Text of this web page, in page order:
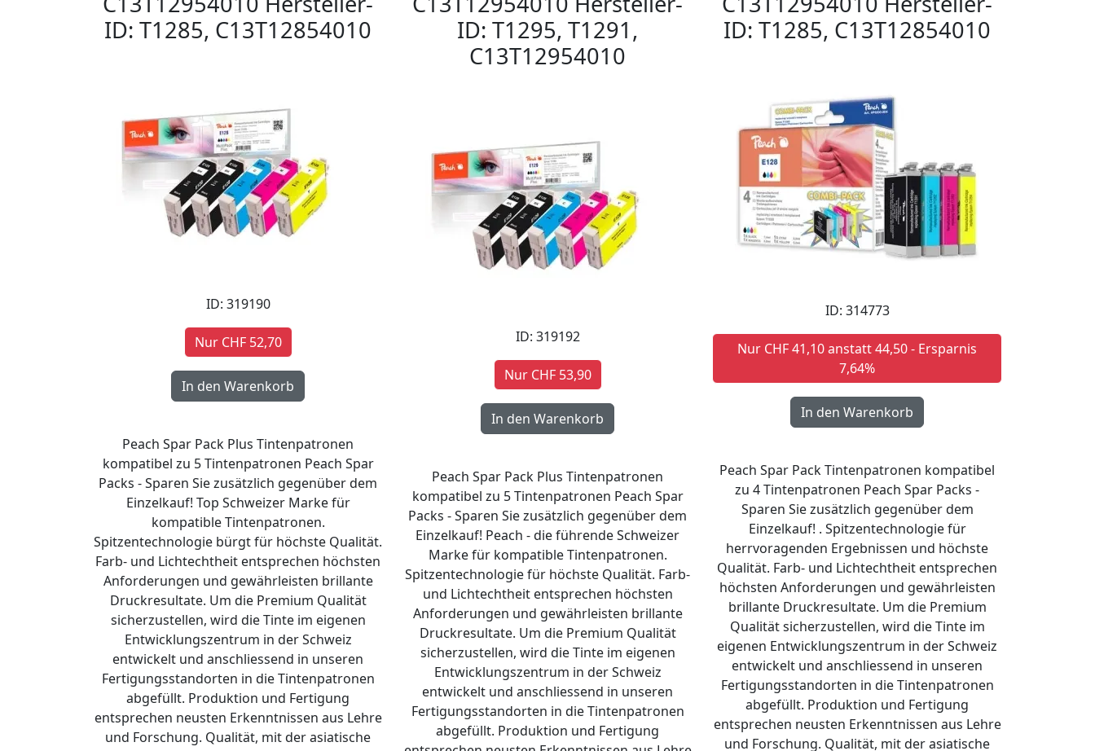
ID: T1285, C13T12854010
ID: 319190
Nur CHF 52,70
Peach Spar Pack Plus Tintenpatronen
kompatibel zu 5 Tintenpatronen Peach Spar
Packs - Sparen Sie zusätzlich gegenüber dem
Einzelkauf! Top Schweizer Marke für
kompatible Tintenpatronen.
Spitzentechnologie bürgt für höchste Qualität.
Farb- und Lichtechtheit entsprechen höchsten
Anforderungen und gewährleisten brillante
Druckresultate. Um die Premium Qualität
sicherzustellen, wird die Tinte im eigenen
Entwicklungszentrum in der Schweiz
entwickelt und anschliessend in unseren
Fertigungsstandorten in die Tintenpatronen
abgefüllt. Produktion und Fertigung
entsprechen neusten Erkenntnissen aus Lehre
und Forschung. Qualität, mit der asiatische
ID: T1295, T1291,
C13T12954010
ID: 319192
Nur CHF 53,90
Peach Spar Pack Plus Tintenpatronen
kompatibel zu 5 Tintenpatronen Peach Spar
Packs - Sparen Sie zusätzlich gegenüber dem
Einzelkauf! Peach - die führende Schweizer
Marke für kompatible Tintenpatronen.
Spitzentechnologie für höchste Qualität. Farb-
und Lichtechtheit entsprechen höchsten
Anforderungen und gewährleisten brillante
Druckresultate. Um die Premium Qualität
sicherzustellen, wird die Tinte im eigenen
Entwicklungszentrum in der Schweiz
entwickelt und anschliessend in unseren
Fertigungsstandorten in die Tintenpatronen
abgefüllt. Produktion und Fertigung
ID: T1285, C13T12854010
ID: 314773
Nur CHF 41,10 anstatt 44,50 - Ersparnis
7,64%
Peach Spar Pack Tintenpatronen kompatibel
zu 4 Tintenpatronen Peach Spar Packs -
Sparen Sie zusätzlich gegenüber dem
Einzelkauf! . Spitzentechnologie für
herrvoragenden Ergebnissen und höchste
Qualität. Farb- und Lichtechtheit entsprechen
höchsten Anforderungen und gewährleisten
brillante Druckresultate. Um die Premium
Qualität sicherzustellen, wird die Tinte im
eigenen Entwicklungszentrum in der Schweiz
entwickelt und anschliessend in unseren
Fertigungsstandorten in die Tintenpatronen
abgefüllt. Produktion und Fertigung
entsprechen neusten Erkenntnissen aus Lehre
und Forschung. Qualität, mit der asiatische